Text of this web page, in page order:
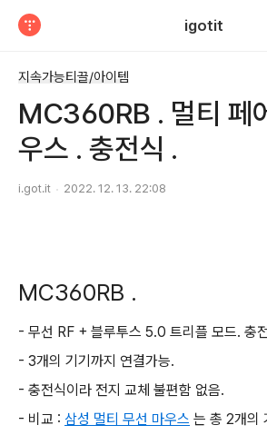
igotit
지속가능티끌/아이템
MC360RB . 멀티 페
우스 . 충전식 .
i.got.it 2022. 12. 13. 22:08
MC360RB .
- 무선 RF + 블루투스 5.0 트리플 모드. 충
- 3개의 기기까지 연결가능.
- 충전식이라 전지 교체 불편함 없음.
- 비교 : 삼성 멀티 무선 마우스 는 총 2개의